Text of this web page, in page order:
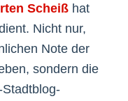
Scheißhat
Nicht nur,
Note der
sondern die